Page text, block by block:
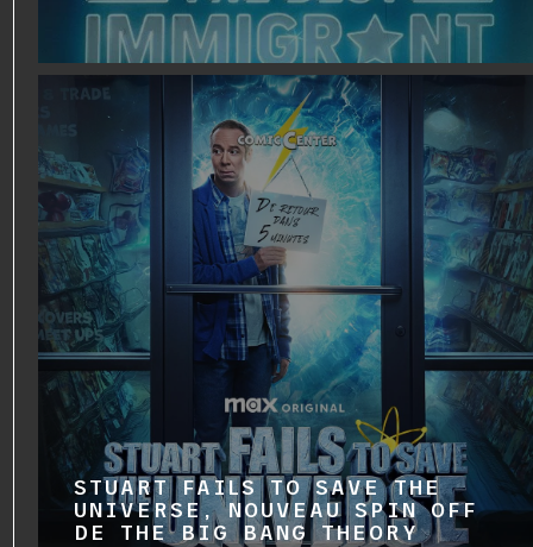
STUART FAILS TO SAVE THE
UNIVERSE, NOUVEAU SPIN OFF
DE THE BIG BANG THEORY